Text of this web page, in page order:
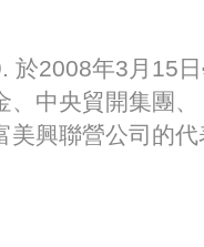
於2008年3月15
、中央貿開集團、
美興聯營公司的